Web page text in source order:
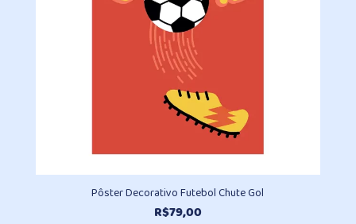
Pôster Decorativo Futebol Chute Gol
R$79,00